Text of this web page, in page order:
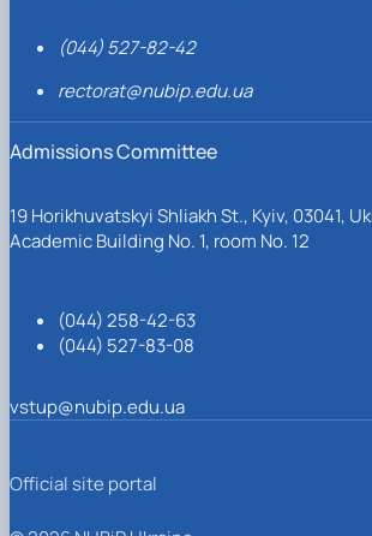
(044) 527-82-42
rectorat@nubip.edu.ua
Admissions Committee
19 Horikhuvatskyi Shliakh St., Kyiv, 03041,
Academic Building No. 1, room No. 12
(044) 258-42-63
(044) 527-83-08
vstup@nubip.edu.ua
Official site portal